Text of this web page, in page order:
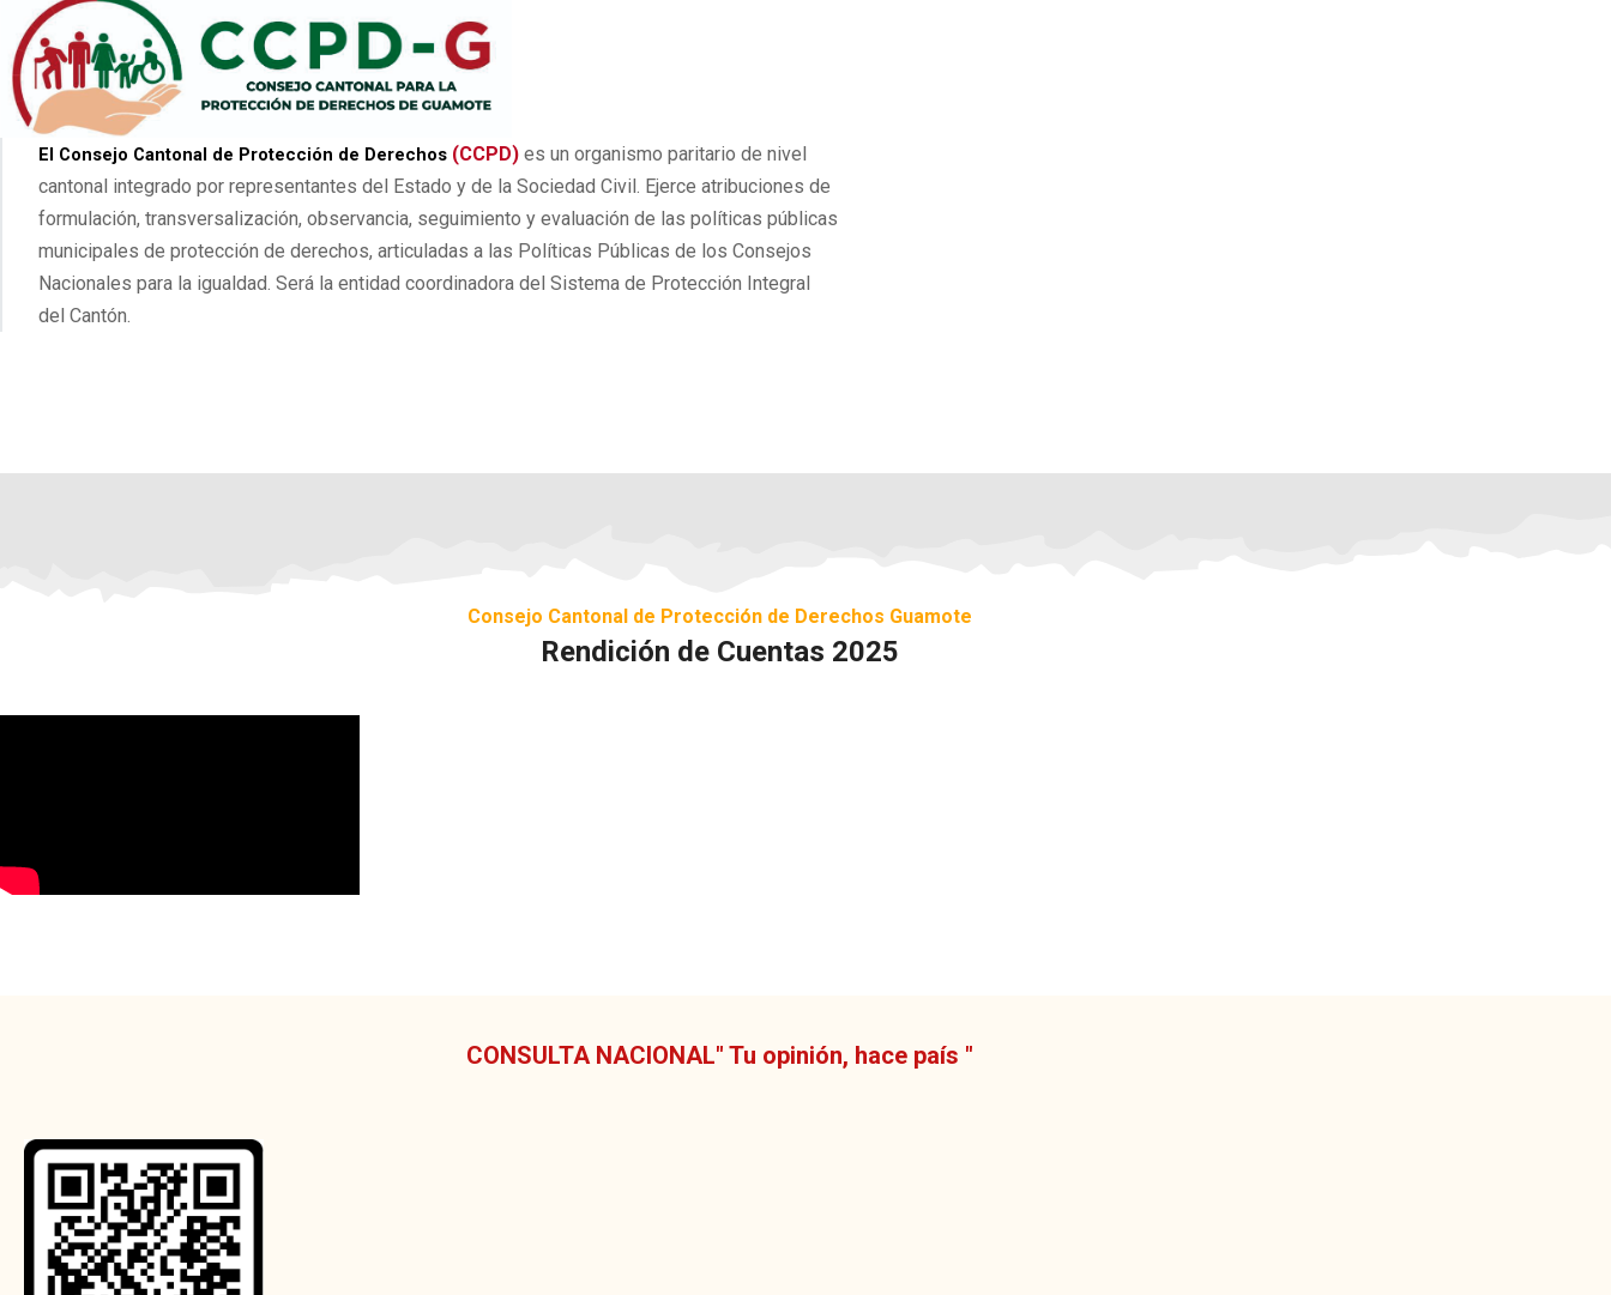
El Consejo Cantonal de Protección de Derechos (CCPD) es un organismo paritario de nivel
cantonal integrado por representantes del Estado y de la Sociedad Civil. Ejerce atribuciones de
formulación, transversalización, observancia, seguimiento y evaluación de las políticas públicas
municipales de protección de derechos, articuladas a las Políticas Públicas de los Consejos
Nacionales para la igualdad. Será la entidad coordinadora del Sistema de Protección Integral
del Cantón.
Consejo Cantonal de Protección de Derechos Guamote
Rendición de Cuentas 2025
CONSULTA NACIONAL" Tu opinión, hace país "